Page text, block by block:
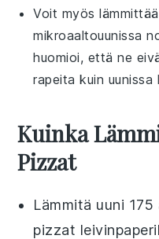
Voit myös
mikroaaltouunissa
huomioi, että ne
rapeita kuin uunissa
Kuinka
Pizzat
Lämmitä uuni
pizzat